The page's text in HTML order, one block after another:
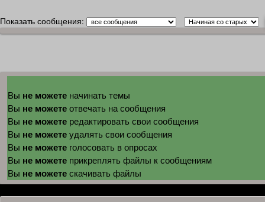
Показать сообщения:
Вы не можете начинать темы
Вы не можете отвечать на сообщения
Вы не можете редактировать свои сообщения
Вы не можете удалять свои сообщения
Вы не можете голосовать в опросах
Вы не можете прикреплять файлы к сообщениям
Вы не можете скачивать файлы